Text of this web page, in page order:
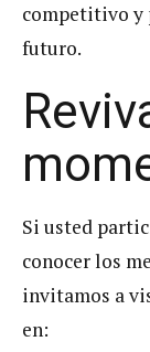
competitivo y
futuro.
Si usted
conocer los
invitamos a
en: